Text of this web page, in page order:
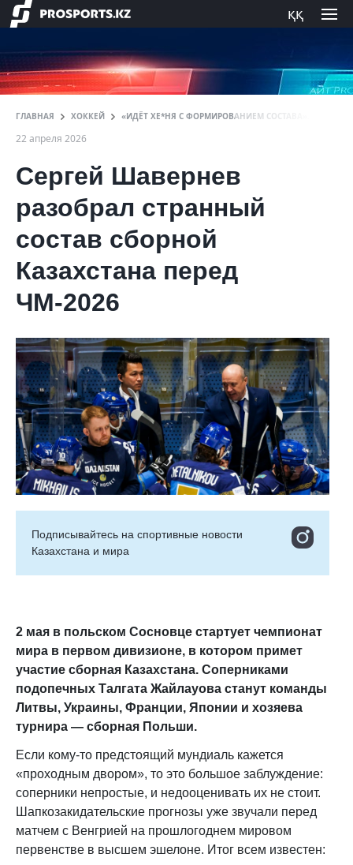
ққ
ГЛАВНАЯ ХОККЕЙ «ИДЁТ ХЕ*НЯ С ФОРМИРОВАНИЕМ СОСТАВА».
22 апреля 2026
Сергей Шавернев
разобрал странный
состав сборной
Казахстана перед
ЧМ-2026
Подписывайтесь на cпортивные новости
Казахстана и мира
2 мая в польском Сосновце стартует чемпионат
мира в первом дивизионе, в котором примет
участие сборная Казахстана. Соперниками
подопечных Талгата Жайлауова станут команды
Литвы, Украины, Франции, Японии и хозяева
турнира — сборная Польши.
Если кому-то предстоящий мундиаль кажется
«проходным двором», то это большое заблуждение:
соперники непростые, и недооценивать их не стоит.
Шапкозакидательские прогнозы уже звучали перед
матчем с Венгрией на прошлогоднем мировом
первенстве в высшем эшелоне. Итог всем известен: